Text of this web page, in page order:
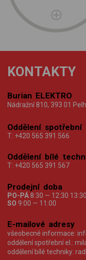
KONTAKTY
Burian ELEKTRO
Nádražní 810, 393 01
Oddělení
T: +420 565 391 566
Oddělení bílé
T: +420 565 391 567
Prodejní doba
PO-PÁ 8:30 — 12:30
SO 9:00 — 11:00
E-mailové adresy
všeobecné informace:
oddělení spotřební el.:
oddělení bílé techniky: